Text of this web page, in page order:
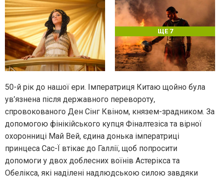
ЩЕ 7
50-й рік до нашої ери. Імператриця Китаю щойно була
ув’язнена після державного перевороту,
спровокованого Ден Сінг Квіном, князем-зрадником. За
допомогою фінікійського купця Фіналтезіса та вірної
охоронниці Май Вей, єдина донька імператриці
принцеса Сас-Ї втікає до Галлії, щоб попросити
допомоги у двох доблесних воїнів Астерікса та
Обелікса, які наділені надлюдською силою завдяки